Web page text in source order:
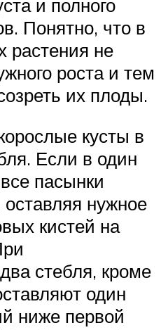
и полного
Понятно, что в
растения не
роста и тем
их плоды.
кусты в
Если в один
пасынки
нужное
кистей на
стебля, кроме
один
ниже первой